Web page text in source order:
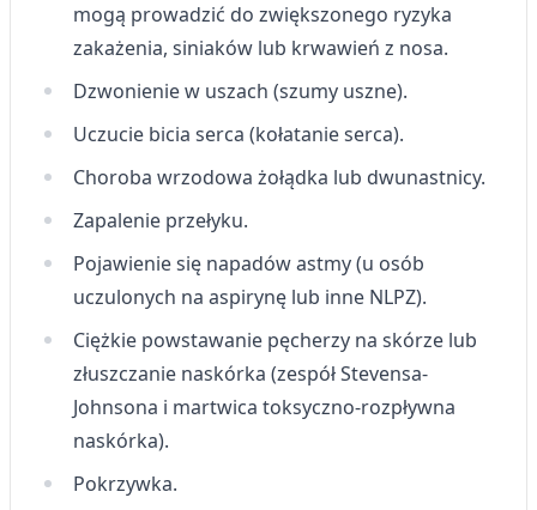
mogą prowadzić do zwiększonego ryzyka
zakażenia, siniaków lub krwawień z nosa.
Dzwonienie w uszach (szumy uszne).
Uczucie bicia serca (kołatanie serca).
Choroba wrzodowa żołądka lub dwunastnicy.
Zapalenie przełyku.
Pojawienie się napadów astmy (u osób
uczulonych na aspirynę lub inne NLPZ).
Ciężkie powstawanie pęcherzy na skórze lub
złuszczanie naskórka (zespół Stevensa-
Johnsona i martwica toksyczno-rozpływna
naskórka).
Pokrzywka.